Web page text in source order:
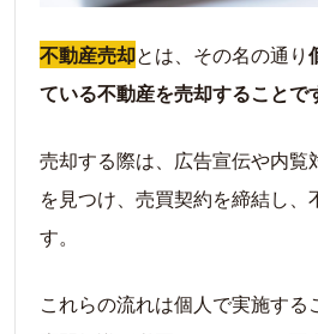
信頼できる不動産会社を選ぶ
内覧時に良い印象を与え
あなたの状況別！不動産売
住み替えの場合
【参考】住み替え時の
【参考】売却前に税理士
不動産売却とは、その名の通り
ている不動産を売却することで
売却する際は、広告宣伝や内覧
を見つけ、売買契約を締結し、
す。
これらの流れは個人で実施する